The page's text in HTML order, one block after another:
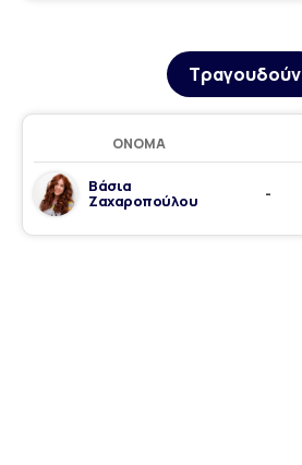
Τραγουδούν
ΌΝΟΜΑ
Βάσια
Ζαχαροπούλου -